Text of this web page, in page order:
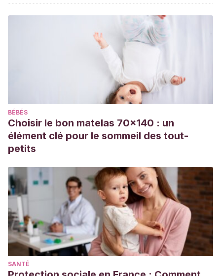
Albeiro Rodas, 2. Idioma [Internet]. Wordpress.com. 2008
[citado 10 de septiembre de 2021]. Disponible en:
https://camboya.wordpress.com/idioma/
OM. BENG MEALEA: GUÍA PARA VISITAR EL TEMPLO MÁS
SALVAJE DE CAMBOYA [Internet]. Omviajesyrelatos.com.
2021 [citado 14 de septiembre de 2021]. Disponible en:
https://omviajesyrelatos.com/beng-mealea-camboya/
Popular baby Names , origin Cambodian [Internet].
Adoption.com. [citado 10 de septiembre de 2021].
Disponible en: https://adoption.com/baby-
names/origin/Cambodian
BÉBÉS
Choisir le bon matelas 70x140 : un
élément clé pour le sommeil des tout-
petits
SANTÉ